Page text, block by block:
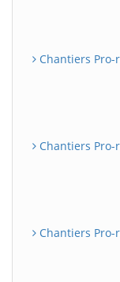
Chantiers Pro-
Chantiers
Chantiers